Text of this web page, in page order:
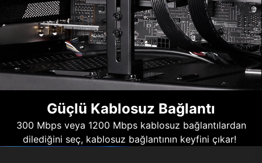
Güçlü Kablosuz Bağlantı
300 Mbps veya 1200 Mbps kablosuz bağlantılardan
dilediğini seç, kablosuz bağlantının keyfini çıkar!